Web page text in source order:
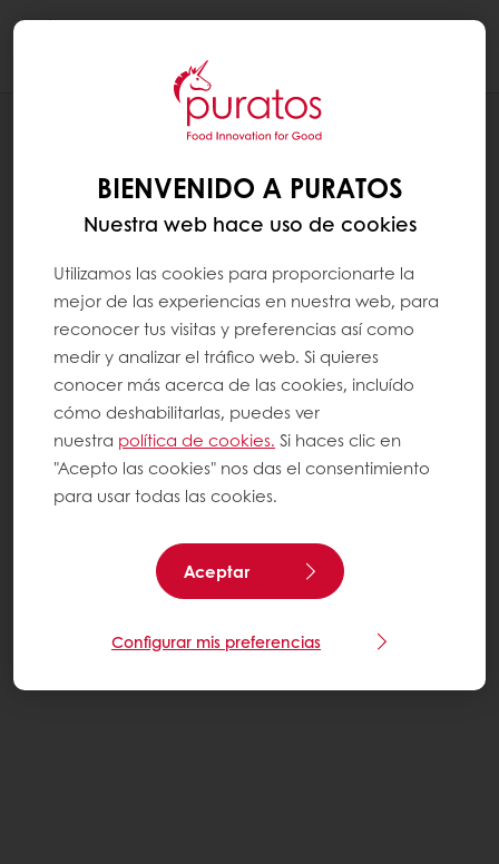
SMOOBEES CARAMELO
BIENVENIDO A PURATOS
Nuestra web hace uso de cookies
Utilizamos las cookies para proporcionarte la
mejor de las experiencias en nuestra web, para
reconocer tus visitas y preferencias así como
medir y analizar el tráfico web. Si quieres
conocer más acerca de las cookies, incluído
cómo deshabilitarlas, puedes ver
nuestra política de cookies. Si haces clic en
"Acepto las cookies" nos das el consentimiento
para usar todas las cookies.
Aceptar
Configurar mis preferencias